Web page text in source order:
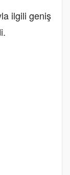
ilgili geniş